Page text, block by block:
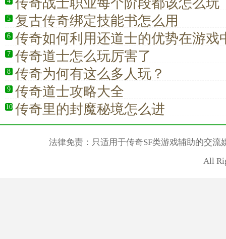
传奇战士职业每个阶段都该怎么玩
5 复古传奇绑定技能书怎么用
6 传奇如何利用还道士的优势在游戏
7 传奇道士怎么玩厉害了
8 传奇为何有这么多人玩？
9 传奇道士攻略大全
10 传奇里的封魔秘境怎么进
法律免责：只适用于传奇SF类游戏辅助的交
All